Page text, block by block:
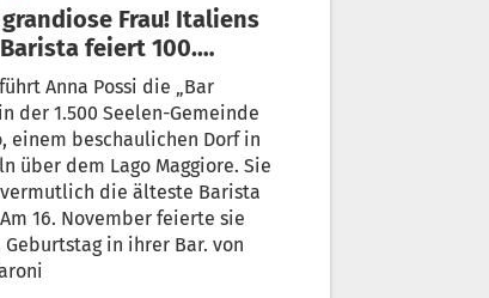
feiert 100.
Anna Possi die „Bar
der 1.500 Seelen-Gemeinde
einem beschaulichen Dorf in
über dem Lago Maggiore. Sie
die älteste Barista
16. November feierte sie
Geburtstag in ihrer Bar. von